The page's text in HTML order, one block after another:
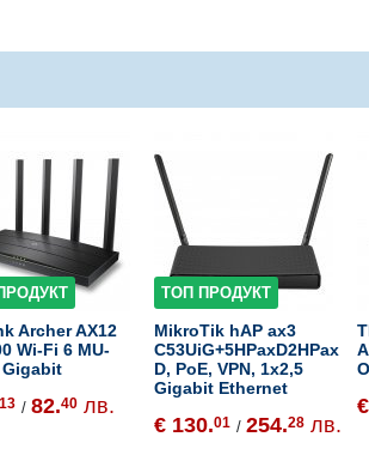
Archer AX12
Wi-Fi 6 MU-
Gigabit
13 /82.40 лв.
ТОП ПРОДУКТ
MikroTik hAP ax3
C53UiG+5HPaxD2HPax
D, PoE, VPN, 1x2,5
Gigabit Ethernet
€ 130.01 /254.28 лв.